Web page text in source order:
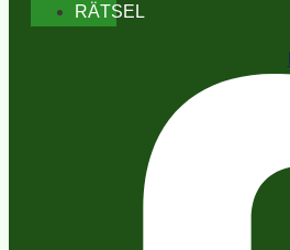
RÄTSEL